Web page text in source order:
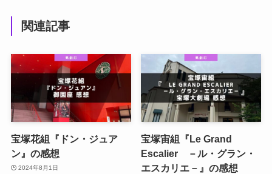
関連記事
宝塚花組『ドン・ジュア
ン』の感想
2024年8月1日
宝塚宙組『Le Grand
Escalier －ル・グラン・
エスカリエ－』の感想